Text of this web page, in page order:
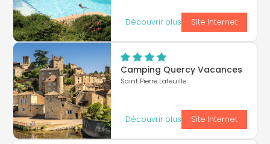
Découvrir plus Site Internet
Camping Quercy Vacances
Saint Pierre Lafeuille
Découvrir plus Site Internet